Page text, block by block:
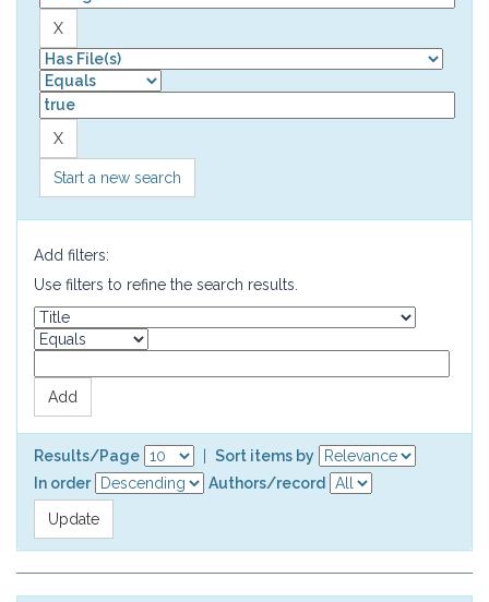
Start a new search
Add filters:
Use filters to refine the search results.
Results/Page
Sort items by
In order
Authors/record